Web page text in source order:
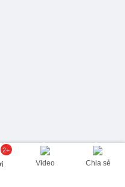
2+
Video Chia sẻ